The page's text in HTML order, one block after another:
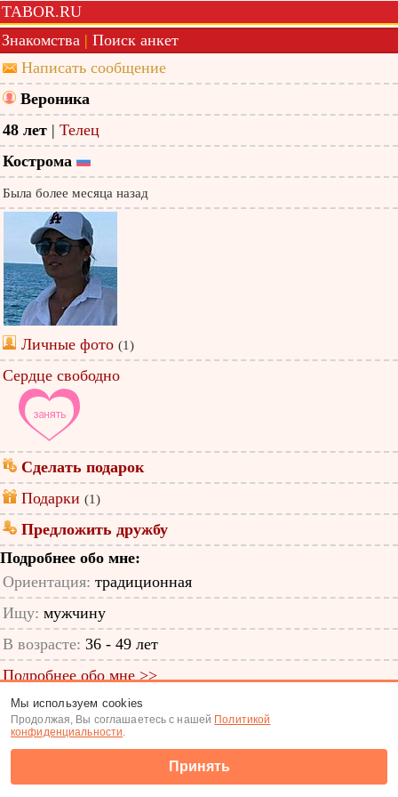
TABOR.RU
Знакомства | Поиск анкет
Написать сообщение
Вероника
48 лет | Телец
Кострома
Была более месяца назад
Личные фото (1)
Сердце свободно
Сделать подарок
Подарки (1)
Предложить дружбу
Подробнее обо мне:
Ориентация: традиционная
Ищу: мужчину
В возрасте: 36 - 49 лет
Подробнее обо мне >>
ID анкеты: 48342770
Знакомства|Поиск анкет
Мы используем cookies
Продолжая, Вы соглашаетесь с нашей Политикой
конфиденциальности.
Принять